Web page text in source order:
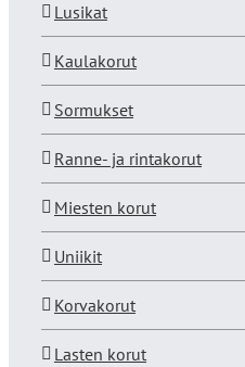
Lusikat
Kaulakorut
Sormukset
Ranne- ja rintakorut
Miesten korut
Uniikit
Korvakorut
Lasten korut